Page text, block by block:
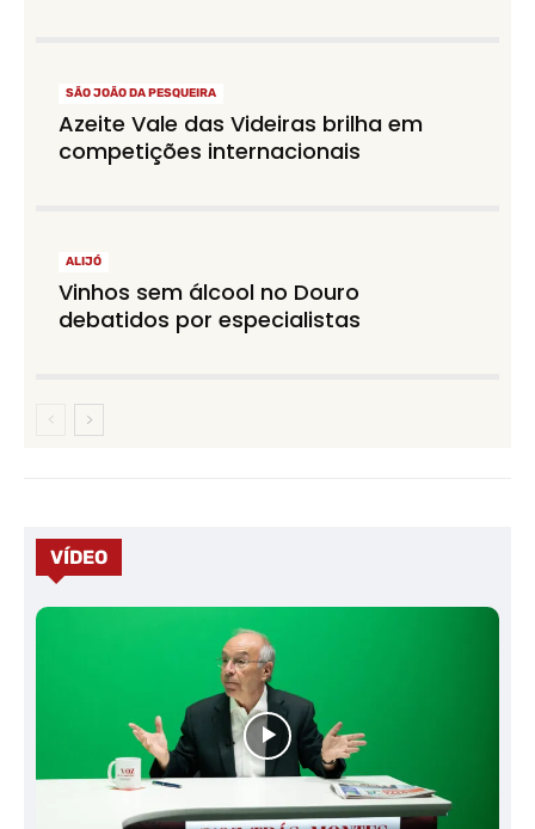
SÃO JOÃO DA PESQUEIRA
Azeite Vale das Videiras brilha em
competições internacionais
ALIJÓ
Vinhos sem álcool no Douro
debatidos por especialistas
VÍDEO